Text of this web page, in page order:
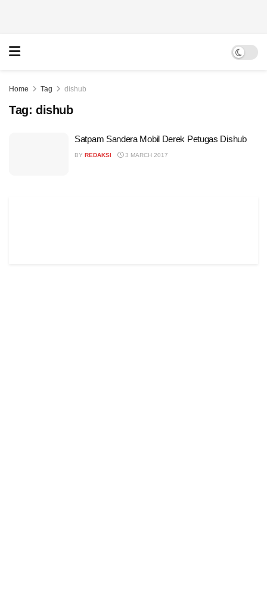
Home Tag dishub
Tag: dishub
Satpam Sandera Mobil Derek Petugas Dishub
BY REDAKSI 3 MARCH 2017